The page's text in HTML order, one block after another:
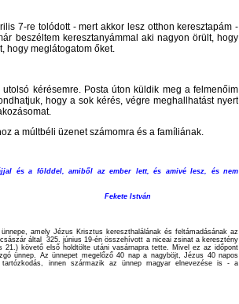
7-re tolódott - mert akkor lesz otthon keresztapám -
beszéltem keresztanyámmal aki nagyon örült, hogy
hogy meglátogatom őket.
kérésemre. Posta úton küldik meg a felmenőim
hogy a sok kérés, végre meghallhatást nyert
a múltbéli üzenet számomra és a famíliának.
és a földdel, amiből az ember lett, és amivé lesz, és nem
István
ünnepe, amely Jézus Krisztus kereszthalálának és feltámadásának az
által 325. június 19-én összehívott a niceai zsinat a keresztény
21.) követő első holdtölte utáni vasárnapra tette. Mivel ez az időpont
ünnep. Az ünnepet megelőző 40 nap a nagyböjt, Jézus 40 napos
innen származik az ünnep magyar elnevezése is - a